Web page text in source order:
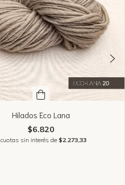
Hilados Eco Lana
$6.820
cuotas sin interés de $2.273,33